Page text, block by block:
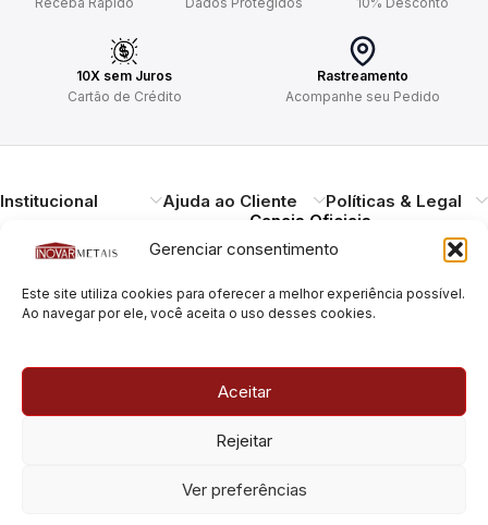
Gerenciar consentimento
Este site utiliza cookies para oferecer a melhor experiência possível.
Ao navegar por ele, você aceita o uso desses cookies.
Aceitar
Rejeitar
Ver preferências
10X sem Juros
Cartão de Crédito
Rastreamento
Acompanhe seu Pedido
Institucional Ajuda ao Cliente Políticas & Legal
Entregando qualidade,
durabilidade e design.
Estamos à disposição.
São Paulo/SP – CEP: 05424-
São Paulo/SP – CEP: 05424-
Canais Oficiais
Pague com Segurança